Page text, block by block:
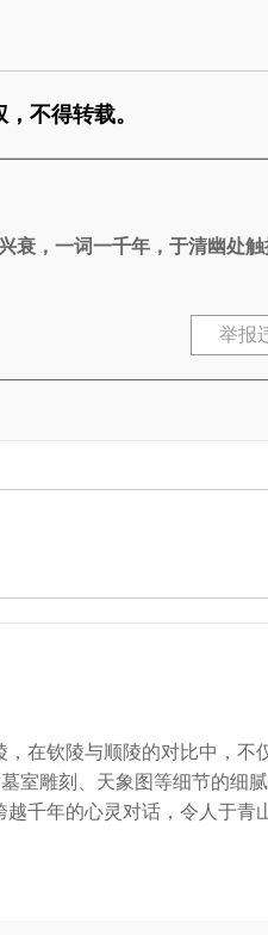
不得转载。
衰，一词一千年，于清幽处
举报
在钦陵与顺陵的对比中，不
室雕刻、天象图等细节的细
千年的心灵对话，令人于青